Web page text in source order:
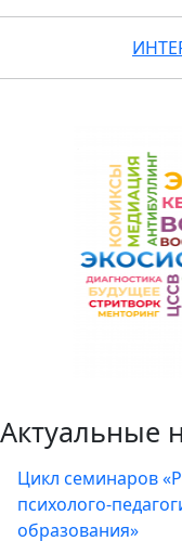
Актуальные
Цикл семинаров
психолого-
образования»